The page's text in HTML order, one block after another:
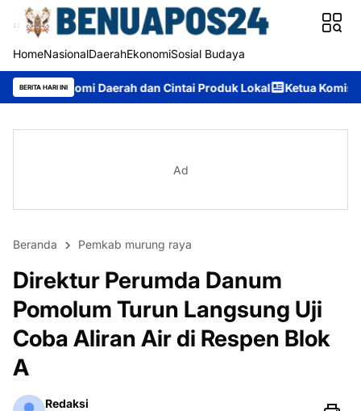
HomeNasionalDaerahEkonomiSosial Budaya
BERITA HARI INI
dan Cintai Produk Lokal Ketua Komisi II DPRD Murung
Ad
Beranda Pemkab murung raya
Direktur Perumda Danum
Pomolum Turun Langsung Uji
Coba Aliran Air di Respen Blok
A
Redaksi